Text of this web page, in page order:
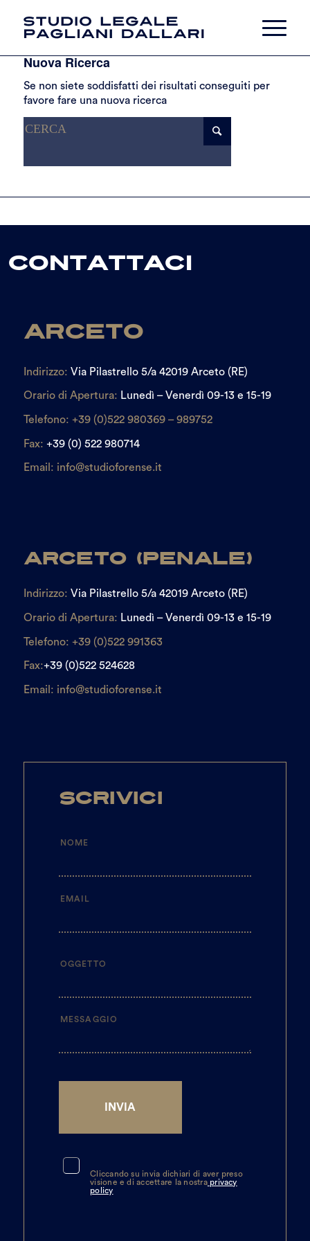
Nuova Ricerca
Se non siete soddisfatti dei risultati conseguiti per
favore fare una nuova ricerca
Contattaci
Arceto
Indirizzo: Via Pilastrello 5/a 42019 Arceto (RE)
Orario di Apertura: Lunedì – Venerdì 09-13 e 15-19
Telefono: +39 (0)522 980369 – 989752
Fax: +39 (0) 522 980714
Email: info@studioforense.it
Arceto (Penale)
Indirizzo: Via Pilastrello 5/a 42019 Arceto (RE)
Orario di Apertura: Lunedì – Venerdì 09-13 e 15-19
Telefono: +39 (0)522 991363
Fax:+39 (0)522 524628
Email: info@studioforense.it
Scrivici
Cliccando su invia dichiari di aver preso
visione e di accettare la nostraprivacy
policy